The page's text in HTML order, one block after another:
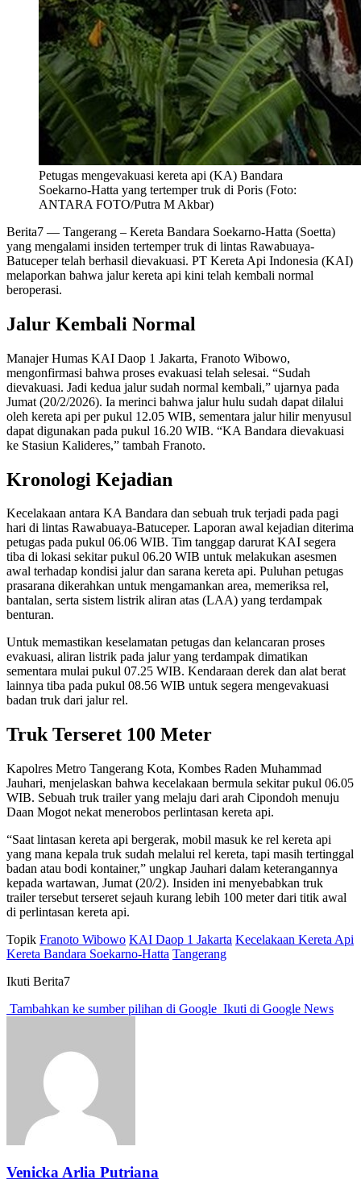
Petugas mengevakuasi kereta api (KA) Bandara
Soekarno-Hatta yang tertemper truk di Poris (Foto:
ANTARA FOTO/Putra M Akbar)
Berita7 — Tangerang – Kereta Bandara Soekarno-Hatta (Soetta)
yang mengalami insiden tertemper truk di lintas Rawabuaya-
Batuceper telah berhasil dievakuasi. PT Kereta Api Indonesia (KAI)
melaporkan bahwa jalur kereta api kini telah kembali normal
beroperasi.
Jalur Kembali Normal
Manajer Humas KAI Daop 1 Jakarta, Franoto Wibowo,
mengonfirmasi bahwa proses evakuasi telah selesai. “Sudah
dievakuasi. Jadi kedua jalur sudah normal kembali,” ujarnya pada
Jumat (20/2/2026). Ia merinci bahwa jalur hulu sudah dapat dilalui
oleh kereta api per pukul 12.05 WIB, sementara jalur hilir menyusul
dapat digunakan pada pukul 16.20 WIB. “KA Bandara dievakuasi
ke Stasiun Kalideres,” tambah Franoto.
Kronologi Kejadian
Kecelakaan antara KA Bandara dan sebuah truk terjadi pada pagi
hari di lintas Rawabuaya-Batuceper. Laporan awal kejadian diterima
petugas pada pukul 06.06 WIB. Tim tanggap darurat KAI segera
tiba di lokasi sekitar pukul 06.20 WIB untuk melakukan asesmen
awal terhadap kondisi jalur dan sarana kereta api. Puluhan petugas
prasarana dikerahkan untuk mengamankan area, memeriksa rel,
bantalan, serta sistem listrik aliran atas (LAA) yang terdampak
benturan.
Untuk memastikan keselamatan petugas dan kelancaran proses
evakuasi, aliran listrik pada jalur yang terdampak dimatikan
sementara mulai pukul 07.25 WIB. Kendaraan derek dan alat berat
lainnya tiba pada pukul 08.56 WIB untuk segera mengevakuasi
badan truk dari jalur rel.
Truk Terseret 100 Meter
Kapolres Metro Tangerang Kota, Kombes Raden Muhammad
Jauhari, menjelaskan bahwa kecelakaan bermula sekitar pukul 06.05
WIB. Sebuah truk trailer yang melaju dari arah Cipondoh menuju
Daan Mogot nekat menerobos perlintasan kereta api.
“Saat lintasan kereta api bergerak, mobil masuk ke rel kereta api
yang mana kepala truk sudah melalui rel kereta, tapi masih tertinggal
badan atau bodi kontainer,” ungkap Jauhari dalam keterangannya
kepada wartawan, Jumat (20/2). Insiden ini menyebabkan truk
trailer tersebut terseret sejauh kurang lebih 100 meter dari titik awal
di perlintasan kereta api.
Topik Franoto Wibowo KAI Daop 1 Jakarta Kecelakaan Kereta Api
Kereta Bandara Soekarno-Hatta Tangerang
Ikuti Berita7
Tambahkan ke sumber pilihan di Google Ikuti di Google News
Venicka Arlia Putriana